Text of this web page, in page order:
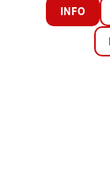
INFO